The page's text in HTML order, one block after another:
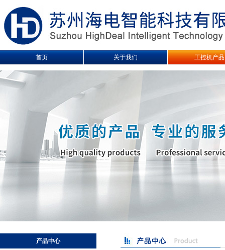
首页 关于我们 工控机产品
产品中心